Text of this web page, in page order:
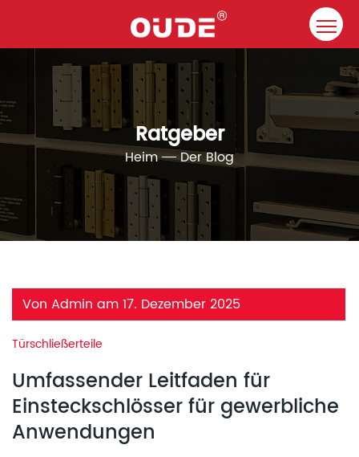
Ratgeber
Heim Der Blog
Von Admin am 17. Dezember 2025
Türschließerteile
Umfassender Leitfaden für
Einsteckschlösser für gewerbliche
Anwendungen
Heim
Unternehmen
Türschließer
Ressource
Kontakt